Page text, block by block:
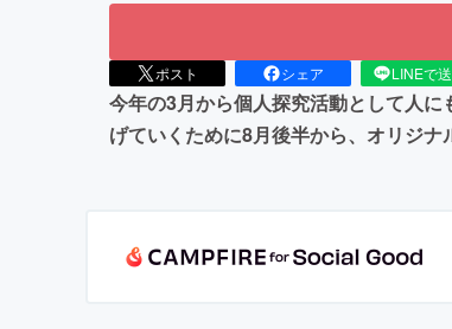
ポスト シェア LINEで
今年の3月から個人探究活動として人
げていくために8月後半から、オリジ